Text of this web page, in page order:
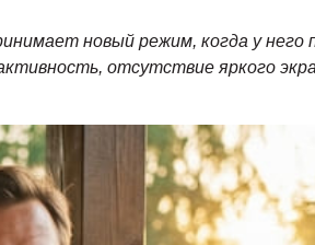
новый режим, когда у него
отсутствие яркого